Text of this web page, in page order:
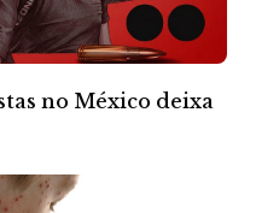
no México deixa